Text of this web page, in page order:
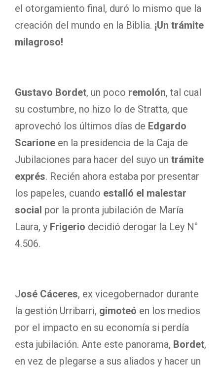
el otorgamiento final, duró lo mismo que la
creación del mundo en la Biblia. ¡Un trámite
milagroso!
Gustavo Bordet, un poco remolón, tal cual
su costumbre, no hizo lo de Stratta, que
aprovechó los últimos días de Edgardo
Scarione en la presidencia de la Caja de
Jubilaciones para hacer del suyo un trámite
exprés. Recién ahora estaba por presentar
los papeles, cuando estalló el malestar
social por la pronta jubilación de María
Laura, y Frigerio decidió derogar la Ley N°
4.506.
José Cáceres, ex vicegobernador durante
la gestión Urribarri, gimoteó en los medios
por el impacto en su economía si perdía
esta jubilación. Ante este panorama, Bordet,
en vez de plegarse a sus aliados y hacer un